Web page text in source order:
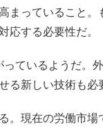
まっていること。
応する必要性だ。
ているようだ。
る新しい技術も必
。現在の労働市場